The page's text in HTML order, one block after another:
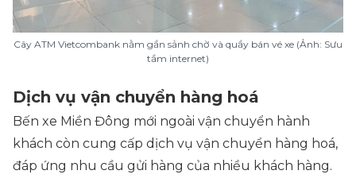
Cây ATM Vietcombank nằm gần sảnh chờ và quầy bán vé xe (Ảnh: Sưu
tầm internet)
Dịch vụ vận chuyển hàng hoá
Bến xe Miền Đông mới ngoài vận chuyển hành
khách còn cung cấp dịch vụ vận chuyển hàng hoá,
đáp ứng nhu cầu gửi hàng của nhiều khách hàng.